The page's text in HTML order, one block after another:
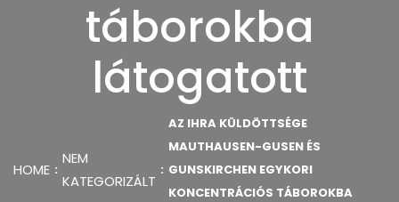
táborokba
látogatott
HOME
NEM
KATEGORIZÁLT
AZ IHRA KÜLDÖTTSÉGE
MAUTHAUSEN-GUSEN ÉS
GUNSKIRCHEN EGYKORI
KONCENTRÁCIÓS TÁBOROKBA